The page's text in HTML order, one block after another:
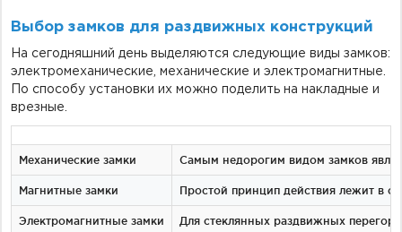
Выбор замков для раздвижных конструкций
На сегодняшний день выделяются следующие виды замков:
электромеханические, механические и электромагнитные.
По способу установки их можно поделить на накладные и
врезные.
Механические замки Самым недорогим видом замков
Магнитные замки Простой принцип действия лежит в
Электромагнитные замки Для стеклянных раздвижных